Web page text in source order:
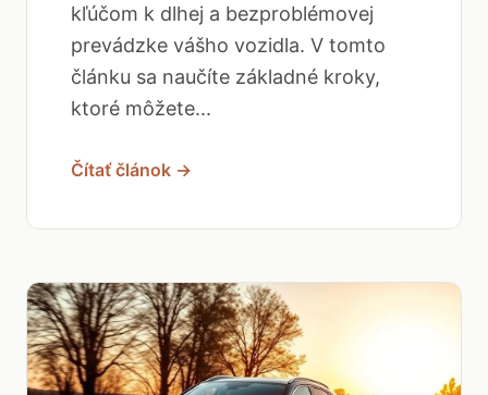
kľúčom k dlhej a bezproblémovej
prevádzke vášho vozidla. V tomto
článku sa naučíte základné kroky,
ktoré môžete...
Čítať článok →